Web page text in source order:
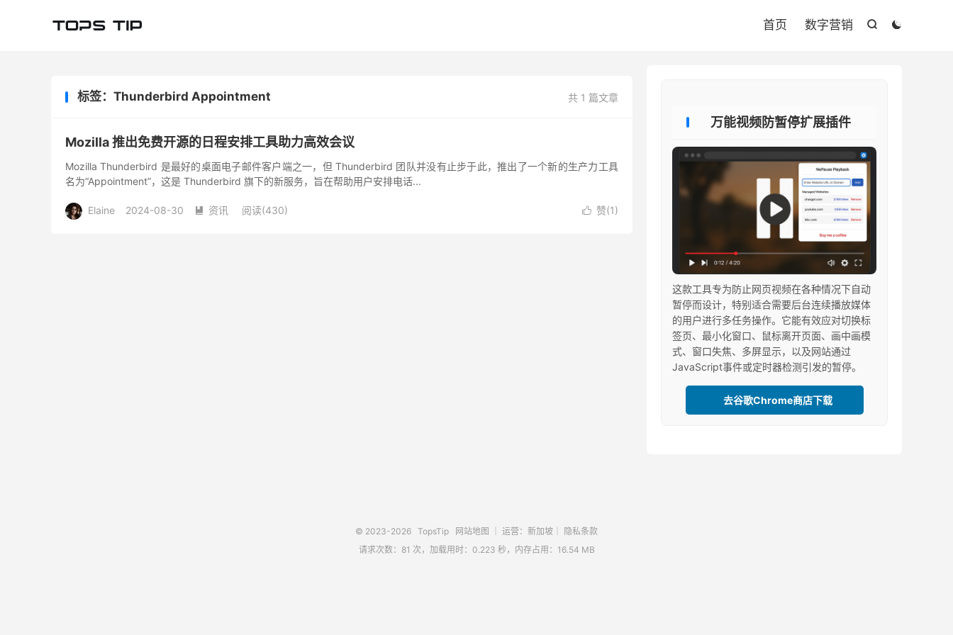


首页 数字营销
共 1 篇文章
标签：Thunderbird Appointment
Mozilla 推出免费开源的日程安排工具助力高效会议
Mozilla Thunderbird 是最好的桌面电子邮件客户端之一，但 Thunderbird 团队并没有止步于此，推出了一个新的生产力工具
名为“Appointment”，这是 Thunderbird 旗下的新服务，旨在帮助用户安排电话...
 赞(1)
Elaine 2024-08-30  资讯 阅读(430)
万能视频防暂停扩展插件
这款工具专为防止网页视频在各种情况下自动
暂停而设计，特别适合需要后台连续播放媒体
的用户进行多任务操作。它能有效应对切换标
签页、最小化窗口、鼠标离开页面、画中画模
式、窗口失焦、多屏显示，以及网站通过
JavaScript事件或定时器检测引发的暂停。
去谷歌Chrome商店下载
© 2023-2026 TopsTip 网站地图 ｜ 运营：新加坡｜
隐私条款
请求次数：81 次，加载用时：0.223 秒，内存占用：16.54 MB